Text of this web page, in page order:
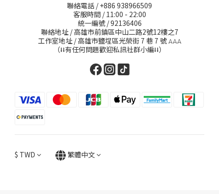
聯絡電話 / +886 938966509
客服時間 / 11:00 - 22:00
統一編號 / 92136406
聯絡地址 / 高雄市前鎮區中山二路2號12樓之7
工作室地址 / 高雄市鹽埕區光榮街 7 巷 7 號𖤂𖤂𖤂
（⭣⭣有任何問題歡迎私訊社群小編⭣⭣）
$ TWD 繁體中文